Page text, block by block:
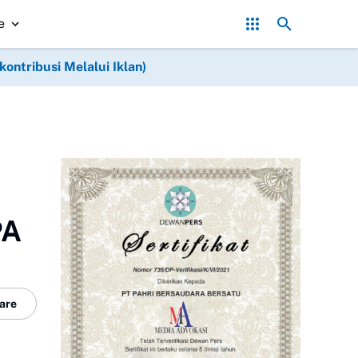
Dewi Sastrani Ratu Dewa: Perempuan Harus Jadi
Melalui Iklan)